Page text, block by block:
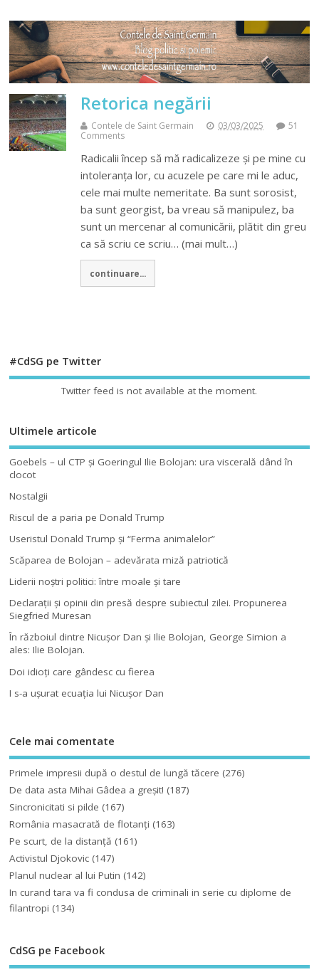
Retorica negării
Contele de Saint Germain 03/03/2025
51
Comments
Radicalii încep să mă radicalizeze şi pe mine cu
intoleranţa lor, cu acuzele pe care mi le aduc,
cele mai multe nemeritate. Ba sunt sorosist,
ba sunt georgist, ba vreau să manipulez, ba
sunt un mercenar al comunicării, plătit din greu
ca să scriu ce scriu… (mai mult…)
continuare...
#CdSG pe Twitter
Twitter feed is not available at the moment.
Ultimele articole
Goebels – ul CTP şi Goeringul Ilie Bolojan: ura viscerală dând în
clocot
Nostalgii
Riscul de a paria pe Donald Trump
Useristul Donald Trump şi “Ferma animalelor”
Scăparea de Bolojan – adevărata miză patriotică
Liderii noştri politici: între moale şi tare
Declaraţii şi opinii din presă despre subiectul zilei. Propunerea
Siegfried Muresan
În războiul dintre Nicuşor Dan şi Ilie Bolojan, George Simion a
ales: Ilie Bolojan.
Doi idioţi care gândesc cu fierea
I s-a uşurat ecuaţia lui Nicuşor Dan
Cele mai comentate
Primele impresii după o destul de lungă tăcere (276)
De data asta Mihai Gâdea a greşit! (187)
Sincronicitati si pilde (167)
România masacrată de flotanţi (163)
Pe scurt, de la distanță (161)
Activistul Djokovic (147)
Planul nuclear al lui Putin (142)
In curand tara va fi condusa de criminali in serie cu diplome de
filantropi (134)
CdSG pe Facebook